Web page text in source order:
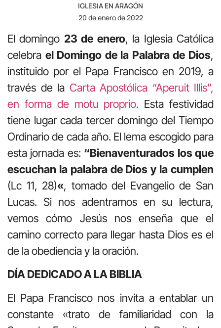
IGLESIA EN ARAGÓN
20 de enero de 2022
El domingo 23 de enero, la Iglesia Católica
celebra el Domingo de la Palabra de Dios,
instituido por el Papa Francisco en 2019, a
través de la Carta Apostólica “Aperuit Illis”,
en forma de motu proprio. Esta festividad
tiene lugar cada tercer domingo del Tiempo
Ordinario de cada año. El lema escogido para
esta jornada es: “Bienaventurados los que
escuchan la palabra de Dios y la cumplen
(Lc 11, 28)«, tomado del Evangelio de San
Lucas. Si nos adentramos en su lectura,
vemos cómo Jesús nos enseña que el
camino correcto para llegar hasta Dios es el
de la obediencia y la oración.
DÍA DEDICADO A LA BIBLIA
El Papa Francisco nos invita a entablar un
constante «trato de familiaridad con la